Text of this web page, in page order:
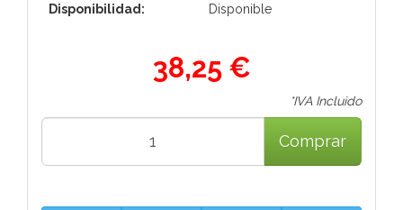
Disponibilidad: Disponible
38,25 €
*IVA Incluido
Comprar